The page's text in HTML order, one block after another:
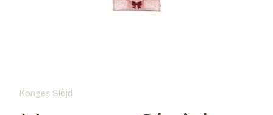
Konges Slojd